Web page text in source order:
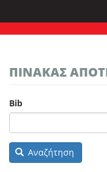
ΠΙΝΑΚΑΣ
Bib
Αναζήτηση